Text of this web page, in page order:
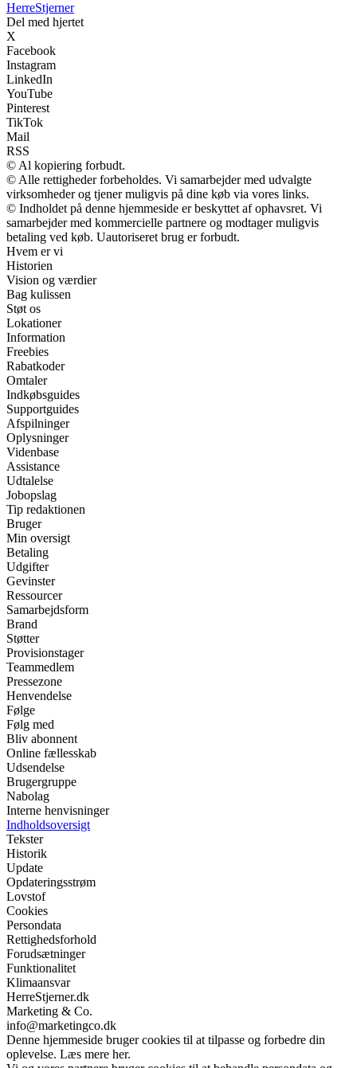
HerreStjerner
Del med hjertet
X
Facebook
Instagram
LinkedIn
YouTube
Pinterest
TikTok
Mail
RSS
© Al kopiering forbudt.
© Alle rettigheder forbeholdes. Vi samarbejder med udvalgte
virksomheder og tjener muligvis på dine køb via vores links.
© Indholdet på denne hjemmeside er beskyttet af ophavsret. Vi
samarbejder med kommercielle partnere og modtager muligvis
betaling ved køb. Uautoriseret brug er forbudt.
Hvem er vi
Historien
Vision og værdier
Bag kulissen
Støt os
Lokationer
Information
Freebies
Rabatkoder
Omtaler
Indkøbsguides
Supportguides
Afspilninger
Oplysninger
Videnbase
Assistance
Udtalelse
Jobopslag
Tip redaktionen
Bruger
Min oversigt
Betaling
Udgifter
Gevinster
Ressourcer
Samarbejdsform
Brand
Støtter
Provisionstager
Teammedlem
Pressezone
Henvendelse
Følge
Følg med
Bliv abonnent
Online fællesskab
Udsendelse
Brugergruppe
Nabolag
Interne henvisninger
Indholdsoversigt
Tekster
Historik
Update
Opdateringsstrøm
Lovstof
Cookies
Persondata
Rettighedsforhold
Forudsætninger
Funktionalitet
Klimaansvar
HerreStjerner.dk
Marketing & Co.
info@marketingco.dk
Denne hjemmeside bruger cookies til at tilpasse og forbedre din
oplevelse. Læs mere her.